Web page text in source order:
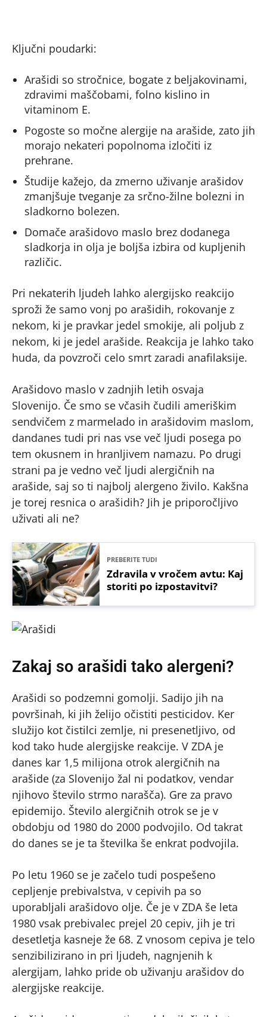
Ključni poudarki:
Arašidi so stročnice, bogate z beljakovinami,
zdravimi maščobami, folno kislino in
vitaminom E.
Pogoste so močne alergije na arašide, zato jih
morajo nekateri popolnoma izločiti iz
prehrane.
Študije kažejo, da zmerno uživanje arašidov
zmanjšuje tveganje za srčno-žilne bolezni in
sladkorno bolezen.
Domače arašidovo maslo brez dodanega
sladkorja in olja je boljša izbira od kupljenih
različic.
Pri nekaterih ljudeh lahko alergijsko reakcijo
sproži že samo vonj po arašidih, rokovanje z
nekom, ki je pravkar jedel smokije, ali poljub z
nekom, ki je jedel arašide. Reakcija je lahko tako
huda, da povzroči celo smrt zaradi anafilaksije.
Arašidovo maslo v zadnjih letih osvaja
Slovenijo. Če smo se včasih čudili ameriškim
sendvičem z marmelado in arašidovim maslom,
dandanes tudi pri nas vse več ljudi posega po
tem okusnem in hranljivem namazu. Po drugi
strani pa je vedno več ljudi alergičnih na
arašide, saj so ti najbolj alergeno živilo. Kakšna
je torej resnica o arašidih? Jih je priporočljivo
uživati ali ne?
PREBERITE TUDI
Zdravila v vročem avtu: Kaj
storiti po izpostavitvi?
Zakaj so arašidi tako alergeni?
Arašidi so podzemni gomolji. Sadijo jih na
površinah, ki jih želijo očistiti pesticidov. Ker
služijo kot čistilci zemlje, ni presenetljivo, od
kod tako hude alergijske reakcije. V ZDA je
danes kar 1,5 milijona otrok alergičnih na
arašide (za Slovenijo žal ni podatkov, vendar
njihovo število strmo narašča). Gre za pravo
epidemijo. Število alergičnih otrok se je v
obdobju od 1980 do 2000 podvojilo. Od takrat
do danes se je ta številka še enkrat podvojila.
Po letu 1960 se je začelo tudi pospešeno
cepljenje prebivalstva, v cepivih pa so
uporabljali arašidovo olje. Če je v ZDA še leta
1980 vsak prebivalec prejel 20 cepiv, jih je tri
desetletja kasneje že 68. Z vnosom cepiva je telo
senzibilizirano in pri ljudeh, nagnjenih k
alergijam, lahko pride ob uživanju arašidov do
alergijske reakcije.